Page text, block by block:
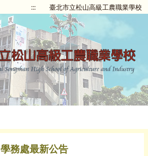
::: 臺北市立松山高級工農職業學校
學務處最新公告